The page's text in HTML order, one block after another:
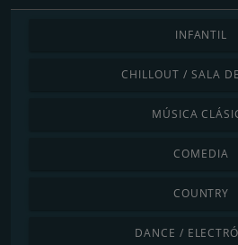
INFANTIL
CHILLOUT / SALA
MÚSICA
COMEDIA
COUNTRY
DANCE /